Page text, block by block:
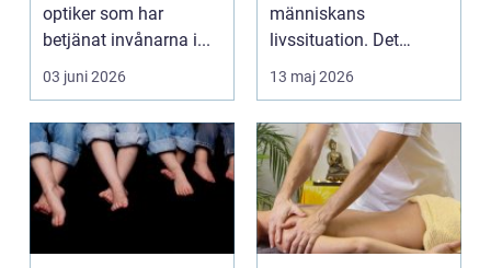
optiker som har
betjänat invånarna i...
03 juni 2026
människans
livssituation. Det
handlar sällan bara
om alkohol, narkoti...
13 maj 2026